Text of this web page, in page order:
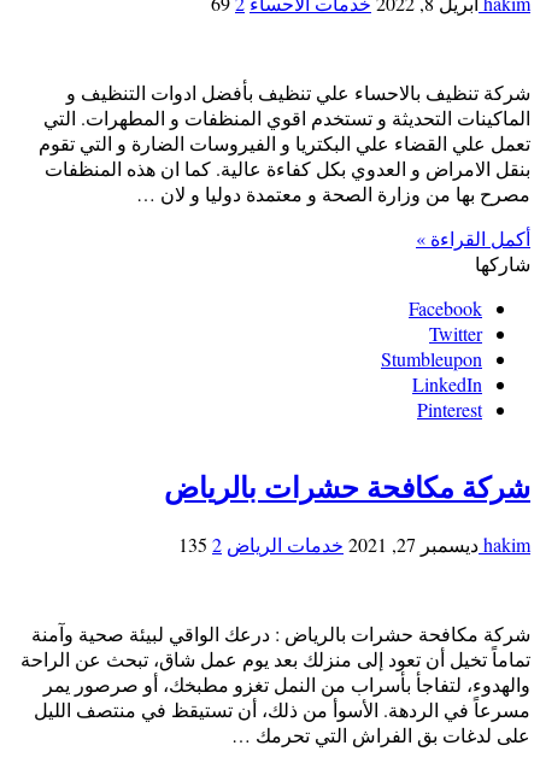
شركة تنظيف بالاحساء علي تنظيف بأفضل ادوات التنظيف و
الماكينات التحديثة و تستخدم اقوي المنظفات و المطهرات. التي
تعمل علي القضاء علي البكتريا و الفيروسات الضارة و التي تقوم
بنقل الامراض و العدوي بكل كفاءة عالية. كما ان هذه المنظفات
مصرح بها من وزارة الصحة و معتمدة دوليا و لان …
أكمل القراءة »
شاركها
Facebook
Twitter
Stumbleupon
LinkedIn
Pinterest
شركة مكافحة حشرات بالرياض
hakimديسمبر 27, 2021 خدمات الرياض 2
135
شركة مكافحة حشرات بالرياض : درعك الواقي لبيئة صحية وآمنة
تماماً تخيل أن تعود إلى منزلك بعد يوم عمل شاق، تبحث عن الراحة
والهدوء، لتفاجأ بأسراب من النمل تغزو مطبخك، أو صرصور يمر
مسرعاً في الردهة. الأسوأ من ذلك، أن تستيقظ في منتصف الليل
على لدغات بق الفراش التي تحرمك …